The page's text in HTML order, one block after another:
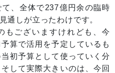
、全体で237億円余の臨時
通しが立ったわけです。
ございますけれども、今
算で活用を予定しているも
初予算として使っていく分
して実際大きいのは、今回